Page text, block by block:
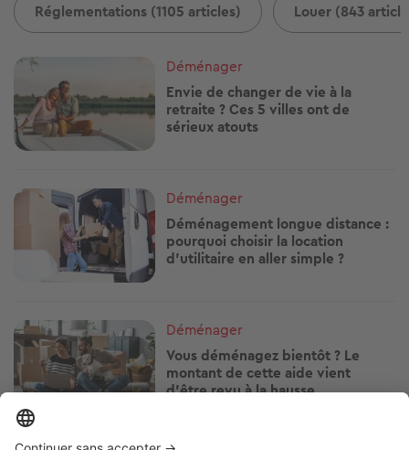
Réglementations (1105 articles) Louer (843
Image
Déménager
Envie de changer de vie à la
retraite ? Ces 5 villes ont de
sérieux atouts
Image
Déménager
Déménagement longue distance :
pourquoi choisir la location
d’utilitaire en aller simple ?
Image
Déménager
Vous déménagez bientôt ? Le
montant de cette aide vient
d’être revu à la hausse